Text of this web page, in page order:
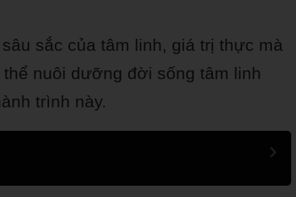
sắc của tâm linh, giá trị thực mà
nuôi dưỡng đời sống tâm linh
trình này.